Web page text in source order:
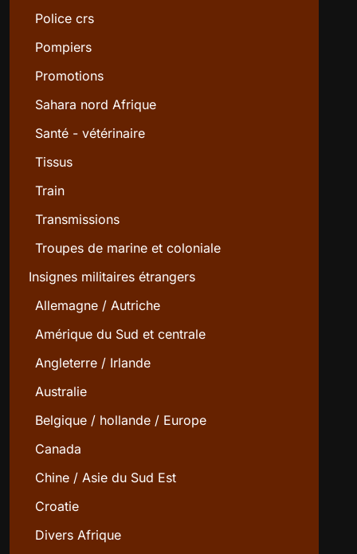
Police crs
Pompiers
Promotions
Sahara nord Afrique
Santé - vétérinaire
Tissus
Train
Transmissions
Troupes de marine et coloniale
Insignes militaires étrangers
Allemagne / Autriche
Amérique du Sud et centrale
Angleterre / Irlande
Australie
Belgique / hollande / Europe
Canada
Chine / Asie du Sud Est
Croatie
Divers Afrique